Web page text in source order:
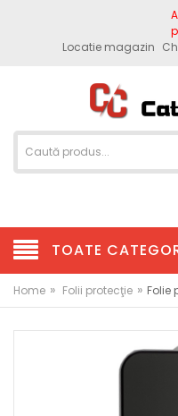
Locatie magazin
TOATE
Home » Folii protecţie » Folie